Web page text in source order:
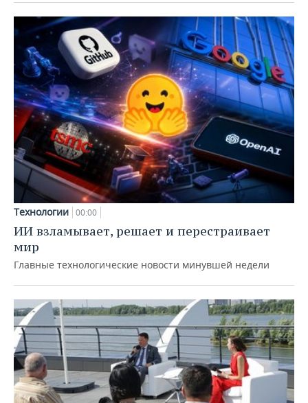
Технологии 00:00
ИИ взламывает, решает и перестраивает
мир
Главные технологические новости минувшей недели